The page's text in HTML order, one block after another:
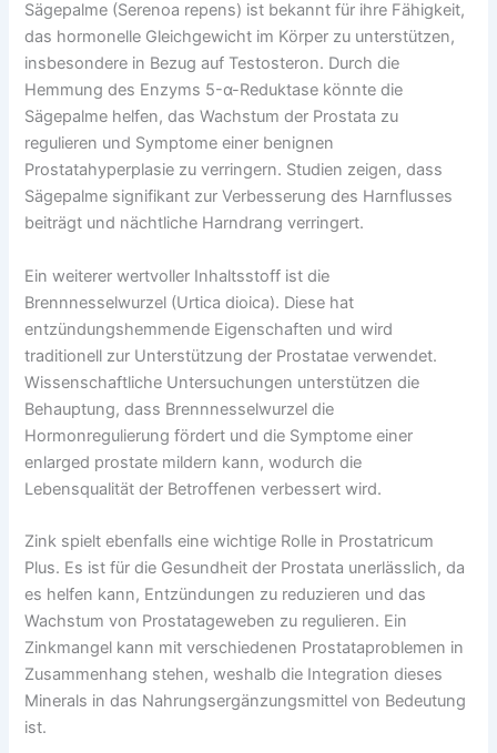
Sägepalme (Serenoa repens) ist bekannt für ihre Fähigkeit,
das hormonelle Gleichgewicht im Körper zu unterstützen,
insbesondere in Bezug auf Testosteron. Durch die
Hemmung des Enzyms 5-α-Reduktase könnte die
Sägepalme helfen, das Wachstum der Prostata zu
regulieren und Symptome einer benignen
Prostatahyperplasie zu verringern. Studien zeigen, dass
Sägepalme signifikant zur Verbesserung des Harnflusses
beiträgt und nächtliche Harndrang verringert.
Ein weiterer wertvoller Inhaltsstoff ist die
Brennnesselwurzel (Urtica dioica). Diese hat
entzündungshemmende Eigenschaften und wird
traditionell zur Unterstützung der Prostatae verwendet.
Wissenschaftliche Untersuchungen unterstützen die
Behauptung, dass Brennnesselwurzel die
Hormonregulierung fördert und die Symptome einer
enlarged prostate mildern kann, wodurch die
Lebensqualität der Betroffenen verbessert wird.
Zink spielt ebenfalls eine wichtige Rolle in Prostatricum
Plus. Es ist für die Gesundheit der Prostata unerlässlich, da
es helfen kann, Entzündungen zu reduzieren und das
Wachstum von Prostatageweben zu regulieren. Ein
Zinkmangel kann mit verschiedenen Prostataproblemen in
Zusammenhang stehen, weshalb die Integration dieses
Minerals in das Nahrungsergänzungsmittel von Bedeutung
ist.